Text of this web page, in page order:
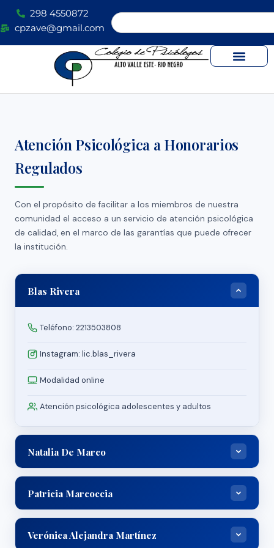
al
contenido
298 4550872
cpzave@gmail.com
Search
Atención Psicológica a Honorarios
Regulados
Con el propósito de facilitar a los miembros de nuestra
comunidad el acceso a un servicio de atención psicológica
de calidad, en el marco de las garantías que puede ofrecer
la institución.
Blas Rivera
Teléfono: 2213503808
Instagram: lic.blas_rivera
Modalidad online
Atención psicológica adolescentes y adultos
Natalia De Marco
Teléfono: 299 154727899
Clínica de adultos y adolescentes
Patricia Marcoccia
Teléfono: 2984549285
Verónica Alejandra Martínez